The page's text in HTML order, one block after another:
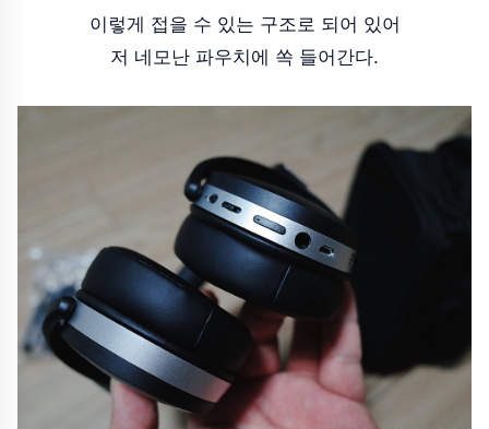
이렇게 접을 수 있는 구조로 되어 있어
저 네모난 파우치에 쏙 들어간다.